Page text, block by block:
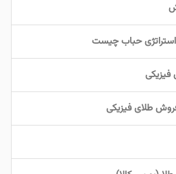
استراتژی حباب چیست
فیزیکی
طلای فیزیکی